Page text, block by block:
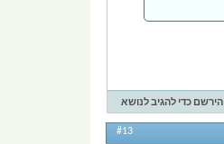
הירשם כדי להגיב לנושא
#13